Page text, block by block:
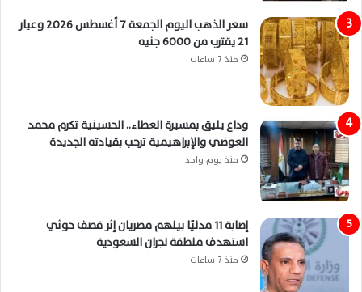
سعر الذهب اليوم الجمعة 7 أغسطس 2026 وعيار
21 يقترب من 6000 جنيه
منذ 7 ساعات
وداع يليق بمسيرة العطاء.. الحسينية تكرم محمد
العوضي والإبراهيمية ترحب بقيادته الجديدة
منذ يوم واحد
إصابة 11 مدنيًا بينهم مصريان إثر قصف حوثي
استهدف منطقة نجران السعودية
منذ 7 ساعات